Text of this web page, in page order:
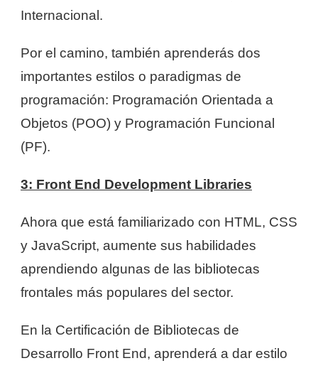
Internacional.
Por el camino, también aprenderás dos
importantes estilos o paradigmas de
programación: Programación Orientada a
Objetos (POO) y Programación Funcional
(PF).
3: Front End Development Libraries
Ahora que está familiarizado con HTML, CSS
y JavaScript, aumente sus habilidades
aprendiendo algunas de las bibliotecas
frontales más populares del sector.
En la Certificación de Bibliotecas de
Desarrollo Front End, aprenderá a dar estilo